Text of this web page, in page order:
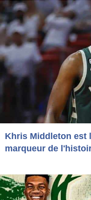
Khris Middleton est
marqueur de